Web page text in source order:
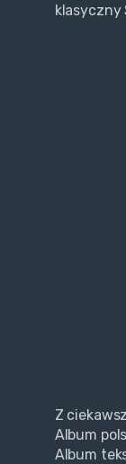
klasyczny
Z
Album
Album